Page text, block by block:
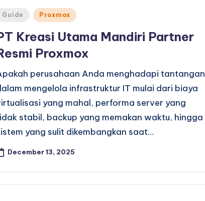
Guide Proxmox
Kreasi Utama Mandiri Partner
Proxmox
perusahaan Anda menghadapi tantangan
mengelola infrastruktur IT mulai dari biaya
yang mahal, performa server yang
stabil, backup yang memakan waktu, hingga
yang sulit dikembangkan saat…
December 13, 2025